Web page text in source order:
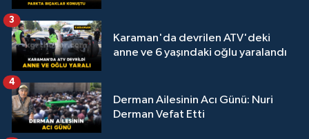
Karaman'da devrilen ATV'deki
anne ve 6 yaşındaki oğlu yaralandı
3
Derman Ailesinin Acı Günü: Nuri
Derman Vefat Etti
4